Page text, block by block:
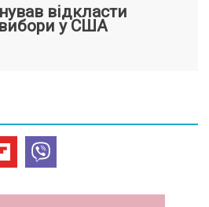
відкласти
вибори у США